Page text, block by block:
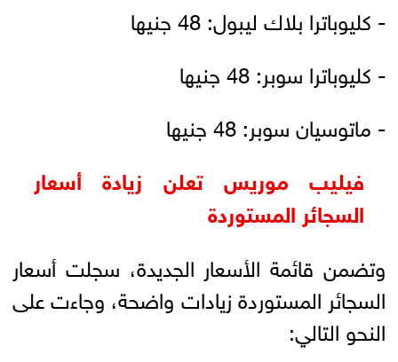
- كليوباترا بلاك ليبول: 48 جنيها
- كليوباترا سوبر: 48 جنيها
- ماتوسيان سوبر: 48 جنيها
فيليب موريس تعلن زيادة أسعار
السجائر المستوردة
وتضمن قائمة الأسعار الجديدة، سجلت أسعار
السجائر المستوردة زيادات واضحة، وجاءت على
النحو التالي: